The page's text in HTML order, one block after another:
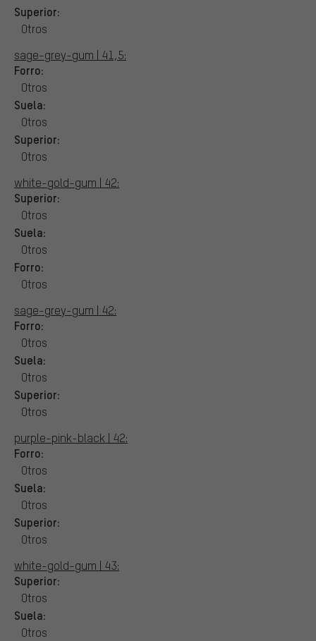
Superior:
Otros
sage-grey-gum | 41,5:
Forro:
Otros
Suela:
Otros
Superior:
Otros
white-gold-gum | 42:
Superior:
Otros
Suela:
Otros
Forro:
Otros
sage-grey-gum | 42:
Forro:
Otros
Suela:
Otros
Superior:
Otros
purple-pink-black | 42:
Forro:
Otros
Suela:
Otros
Superior:
Otros
white-gold-gum | 43:
Superior:
Otros
Suela:
Otros